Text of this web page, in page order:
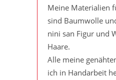
Meine Materialien
sind Baumwolle
nini san Figur und
Haare.
Alle meine
ich in Handarbeit